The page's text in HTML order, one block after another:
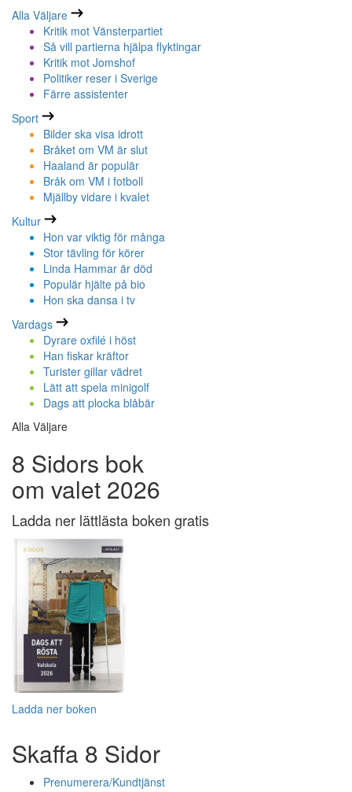
Alla Väljare
Kritik mot Vänsterpartiet
Så vill partierna hjälpa flyktingar
Kritik mot Jomshof
Politiker reser i Sverige
Färre assistenter
Sport
Bilder ska visa idrott
Bråket om VM är slut
Haaland är populär
Bråk om VM i fotboll
Mjällby vidare i kvalet
Kultur
Hon var viktig för många
Stor tävling för körer
Linda Hammar är död
Populär hjälte på bio
Hon ska dansa i tv
Vardags
Dyrare oxfilé i höst
Han fiskar kräftor
Turister gillar vädret
Lätt att spela minigolf
Dags att plocka blåbär
Alla Väljare
8 Sidors bok
om valet 2026
Ladda ner lättlästa boken gratis
Ladda ner boken
Skaffa 8 Sidor
Prenumerera/Kundtjänst